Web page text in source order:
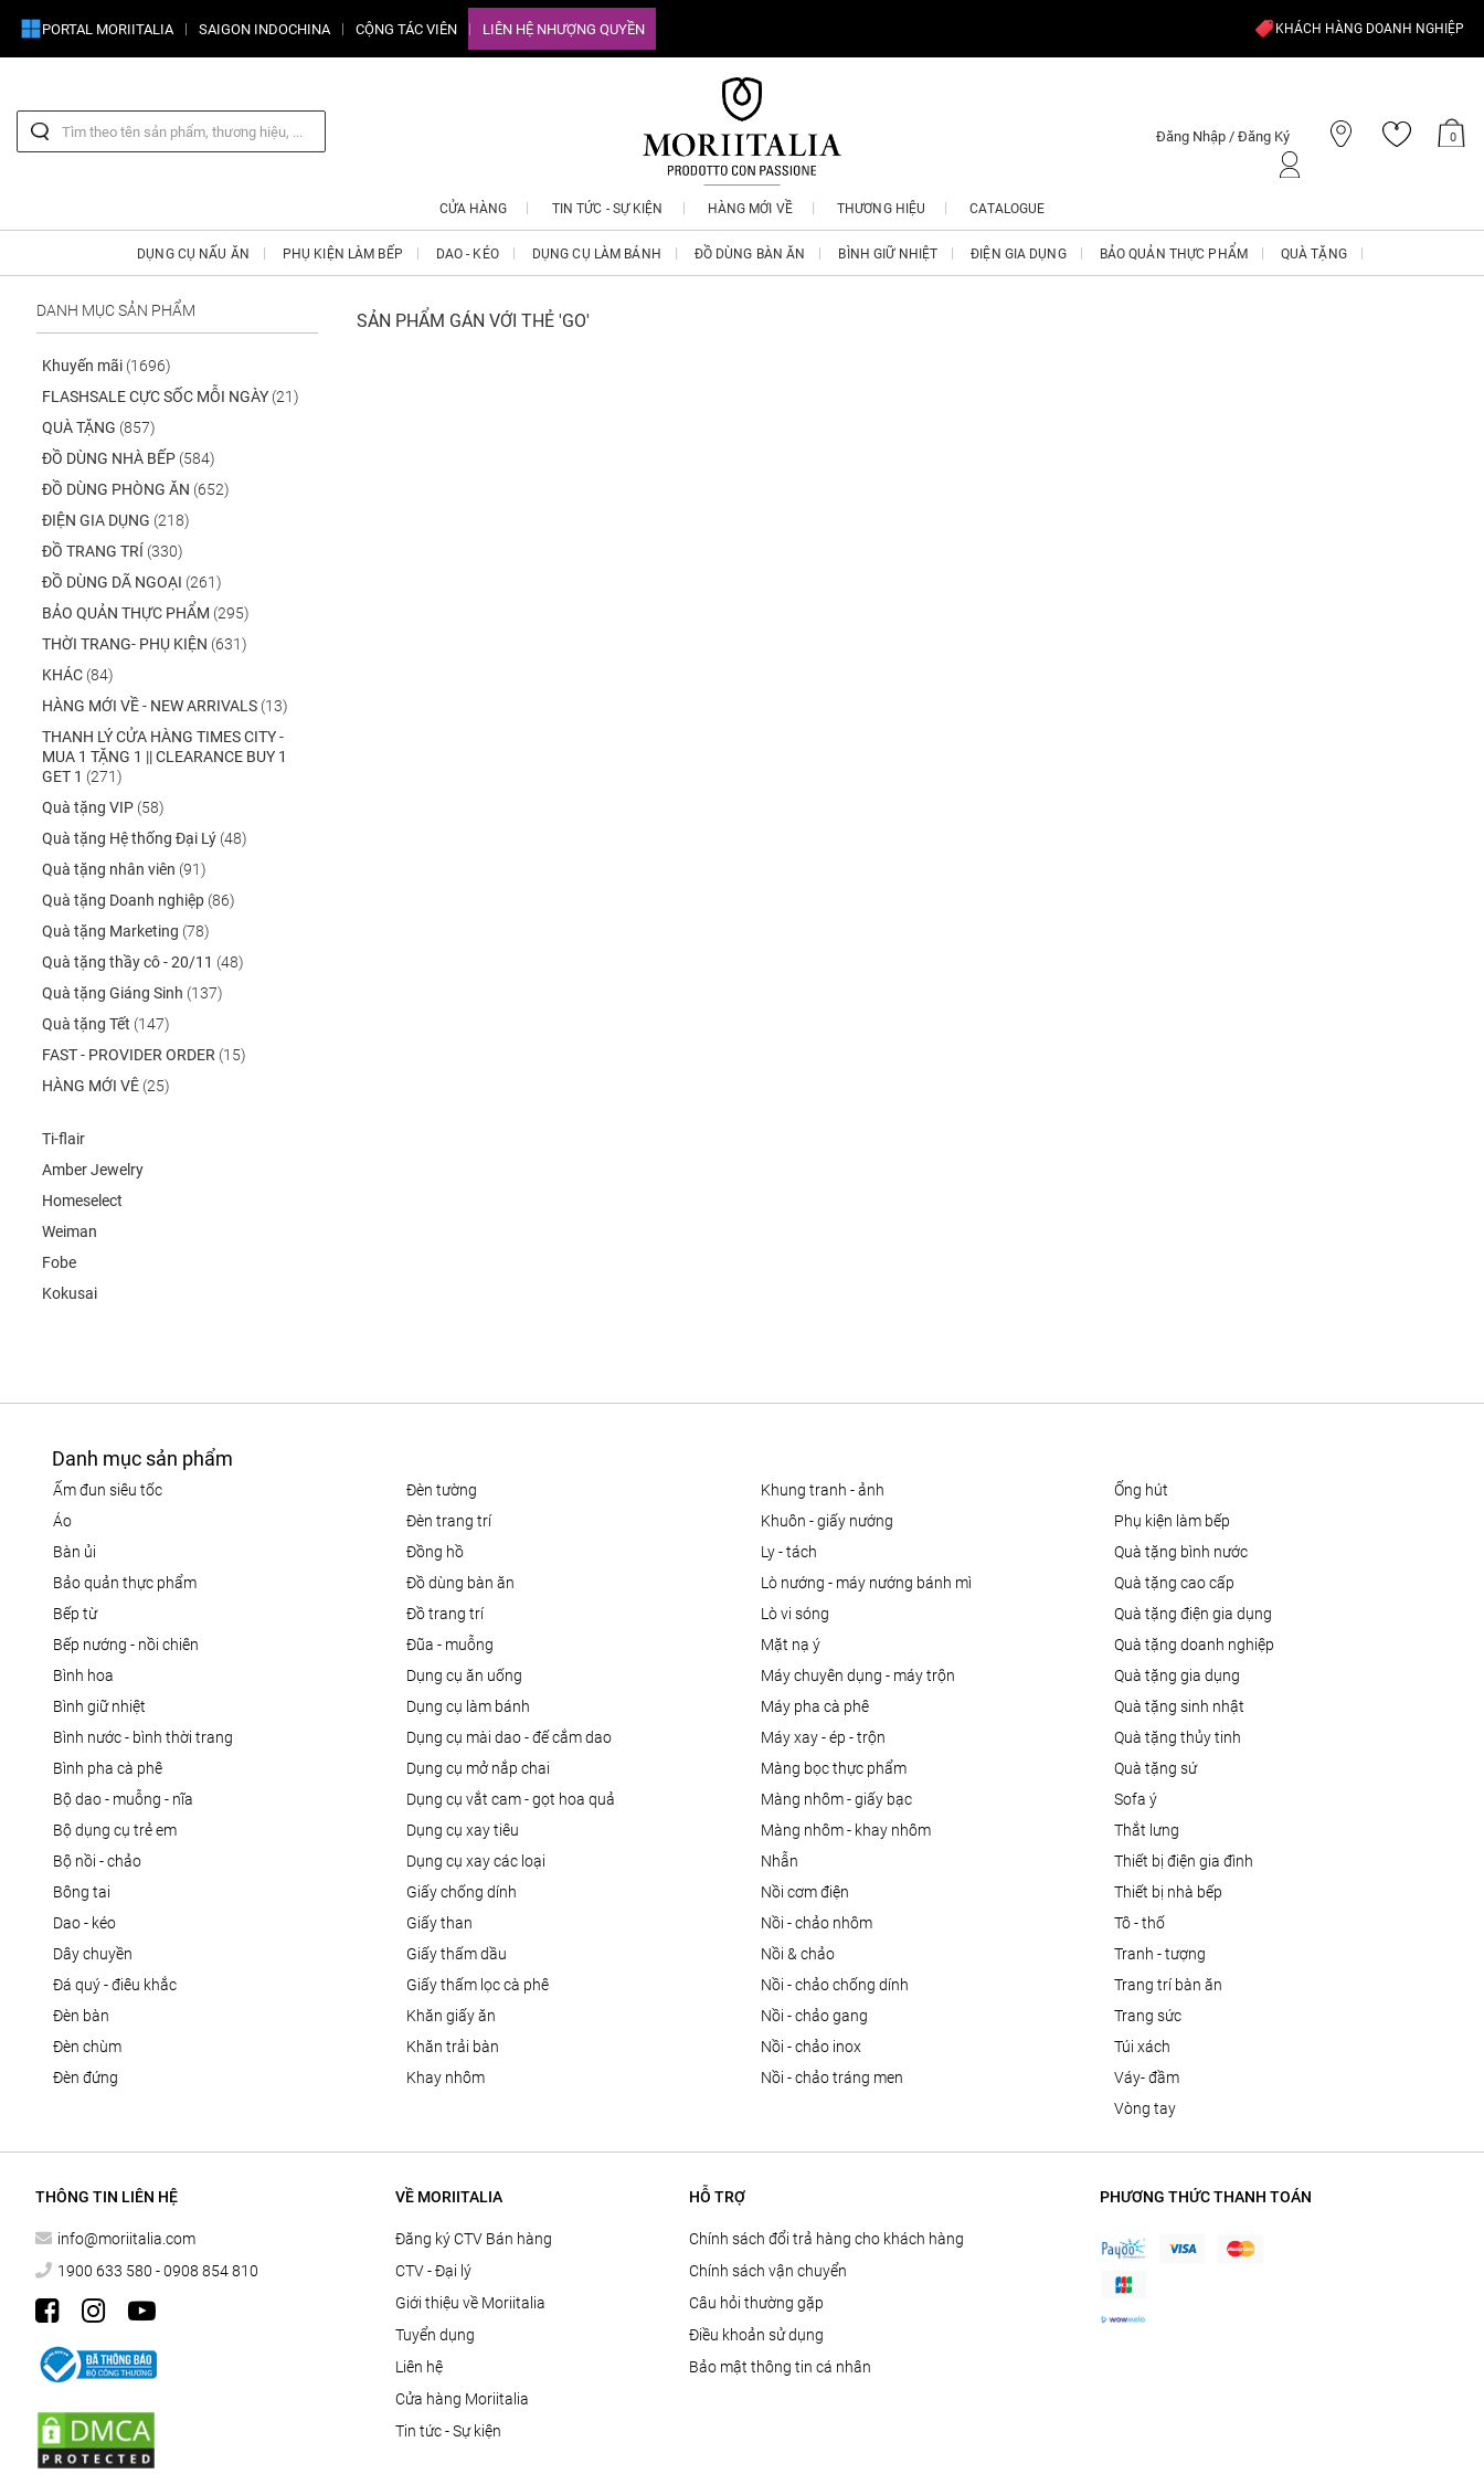
PORTAL MORIITALIA SAIGON INDOCHINA CỘNG TÁC VIÊN LIÊN HỆ NHƯỢNG QUYỀN KHÁCH HÀNG DOANH NGHIỆP
Đăng Nhập / Đăng Ký 0
CỬA HÀNG TIN TỨC - SỰ KIỆN HÀNG MỚI VỀ THƯƠNG HIỆU CATALOGUE
DỤNG CỤ NẤU ĂN PHỤ KIỆN LÀM BẾP DAO - KÉO DỤNG CỤ LÀM BÁNH ĐỒ DÙNG BÀN ĂN BÌNH GIỮ NHIỆT ĐIỆN GIA DỤNG BẢO QUẢN THỰC PHẨM QUÀ TẶNG
DANH MỤC SẢN PHẨM
Khuyến mãi (1696)
FLASHSALE CỰC SỐC MỖI NGÀY (21)
QUÀ TẶNG (857)
ĐỒ DÙNG NHÀ BẾP (584)
ĐỒ DÙNG PHÒNG ĂN (652)
ĐIỆN GIA DỤNG (218)
ĐỒ TRANG TRÍ (330)
ĐỒ DÙNG DÃ NGOẠI (261)
BẢO QUẢN THỰC PHẨM (295)
THỜI TRANG- PHỤ KIỆN (631)
KHÁC (84)
HÀNG MỚI VỀ - NEW ARRIVALS (13)
THANH LÝ CỬA HÀNG TIMES CITY -
MUA 1 TẶNG 1 || CLEARANCE BUY 1
GET 1 (271)
Quà tặng VIP (58)
Quà tặng Hệ thống Đại Lý (48)
Quà tặng nhân viên (91)
Quà tặng Doanh nghiệp (86)
Quà tặng Marketing (78)
Quà tặng thầy cô - 20/11 (48)
Quà tặng Giáng Sinh (137)
Quà tặng Tết (147)
FAST - PROVIDER ORDER (15)
HÀNG MỚI VÊ (25)
Ti-flair
Amber Jewelry
Homeselect
Weiman
Fobe
Kokusai
SẢN PHẨM GÁN VỚI THẺ 'GO'
Danh mục sản phẩm
ấm đun siêu tốc
áo
bàn ủi
bảo quản thực phẩm
bếp từ
bếp nướng - nồi chiên
bình hoa
bình giữ nhiệt
bình nước - bình thời trang
bình pha cà phê
bộ dao - muỗng - nĩa
bộ dụng cụ trẻ em
bộ nồi - chảo
bông tai
dao - kéo
dây chuyền
đá quý - điêu khắc
đèn bàn
đèn chùm
đèn đứng
đèn tường
đèn trang trí
đồng hồ
đồ dùng bàn ăn
đồ trang trí
đũa - muỗng
dụng cụ ăn uống
dụng cụ làm bánh
dụng cụ mài dao - đế cắm dao
dụng cụ mở nắp chai
dụng cụ vắt cam - gọt hoa quả
dụng cụ xay tiêu
dụng cụ xay các loại
giấy chống dính
giấy than
giấy thấm dầu
giấy thấm lọc cà phê
khăn giấy ăn
khăn trải bàn
khay nhôm
khung tranh - ảnh
khuôn - giấy nướng
ly - tách
lò nướng - máy nướng bánh mì
lò vi sóng
mặt nạ ý
máy chuyên dụng - máy trộn
máy pha cà phê
máy xay - ép - trộn
màng bọc thực phẩm
màng nhôm - giấy bạc
màng nhôm - khay nhôm
nhẫn
nồi cơm điện
nồi - chảo nhôm
nồi & chảo
nồi - chảo chống dính
nồi - chảo gang
nồi - chảo inox
nồi - chảo tráng men
ống hút
phụ kiện làm bếp
quà tặng bình nước
quà tặng cao cấp
quà tặng điện gia dụng
quà tặng doanh nghiệp
quà tặng gia dụng
quà tặng sinh nhật
quà tặng thủy tinh
quà tặng sứ
sofa ý
thắt lưng
thiết bị điện gia đình
thiết bị nhà bếp
tô - thố
tranh - tượng
trang trí bàn ăn
trang sức
túi xách
váy- đầm
vòng tay
THÔNG TIN LIÊN HỆ
info@moriitalia.com
1900 633 580 - 0908 854 810
VỀ MORIITALIA
Đăng ký CTV Bán hàng
CTV - Đại lý
Giới thiệu về Moriitalia
Tuyển dụng
Liên hệ
Cửa hàng Moriitalia
Tin tức - Sự kiện
HỖ TRỢ
Chính sách đổi trả hàng cho khách hàng
Chính sách vận chuyển
Câu hỏi thường gặp
Điều khoản sử dụng
Bảo mật thông tin cá nhân
PHƯƠNG THỨC THANH TOÁN